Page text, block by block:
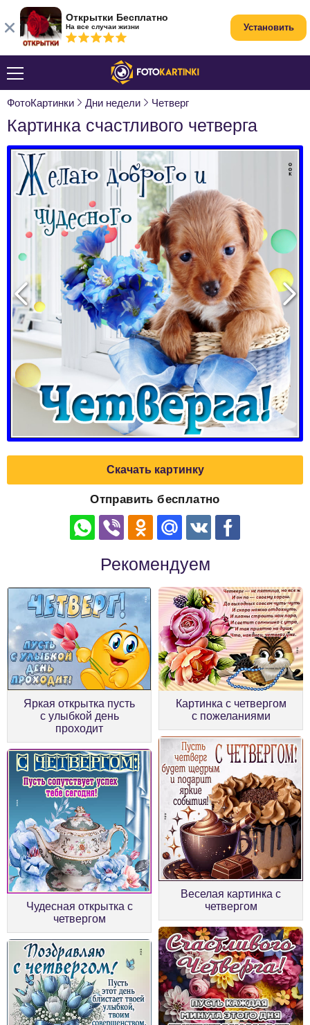
ФотоКартинки Дни недели Четверг
Картинка счастливого четверга
Скачать картинку
Отправить бесплатно
Рекомендуем
Яркая открытка пусть
с улыбкой день
проходит
Картинка с четвергом
с пожеланиями
Чудесная открытка с
четвергом
Веселая картинка с
четвергом
Открытки Бесплатно
На все случаи жизни Установить